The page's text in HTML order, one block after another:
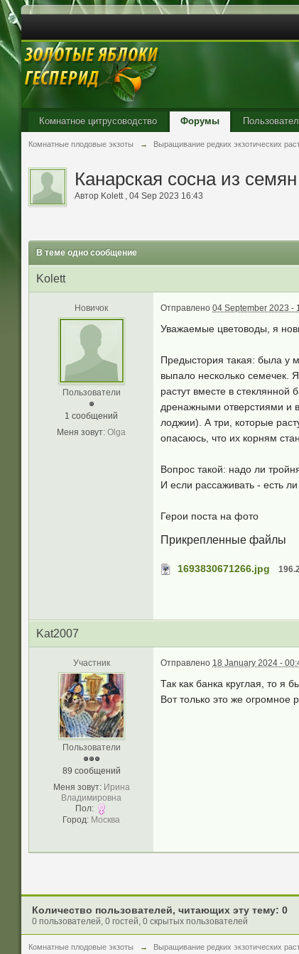
Комнатное цитрусоводство Форумы
Комнатные плодовые экзоты → Выращивание редких экзотических
Канарская сосна из семян
Автор Kolett , 04 Sep 2023 16:43
В теме одно сообщение
Kolett
Новичок
Пользователи
1 сообщений
Меня зовут: Olga
Отправлено 04 September 2023 -
Уважаемые цветоводы, я
Предыстория такая: была у
выпало несколько семечек.
растут вместе в
дренажными отверстиями и
лоджии). А три, которые
опасаюсь, что их корням
Вопрос такой: надо ли
И если рассаживать - есть
Герои поста на фото
Прикрепленные файлы
1693830671266.jpg
Kat2007
Участник
Пользователи
89 сообщений
Меня зовут: Ирина
Владимировна
Пол:
Город: Москва
Отправлено 18 January 2024 -
Так как банка круглая, то я
Вот только это же огромное
Количество пользователей, читающих эту тему: 0
0 пользователей, 0 гостей, 0 скрытых пользователей
Комнатные плодовые экзоты → Выращивание редких экзотических